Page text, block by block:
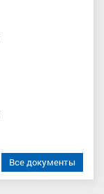
Все документы